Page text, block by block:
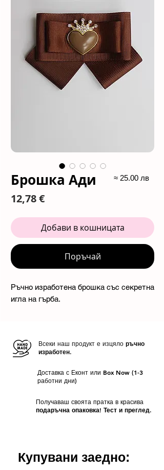
Брошка Ади
12,78 €Цена
Добави в кошницата
Поръчай
Ръчно изработена брошка със секретна
игла на гърба.
≈ 25.00 лв
Всеки наш продукт е изцяло ръчно
изработен.
Доставка с Еконт или Box Now (1-3
работни дни)
Получаваш своята пратка в красива
подаръчна опаковка! Тест и преглед.
Купувани заедно: